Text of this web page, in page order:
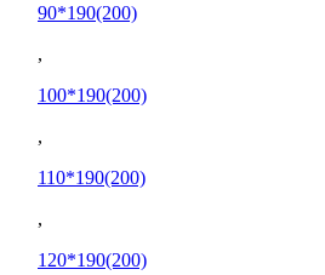
90*190(200)
,
100*190(200)
,
110*190(200)
,
120*190(200)